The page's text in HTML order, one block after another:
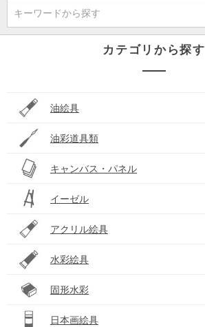
キーワードから探す
カテゴリから探す
油絵具
油彩道具類
キャンバス・パネル
イーゼル
アクリル絵具
水彩絵具
固形水彩
日本画絵具